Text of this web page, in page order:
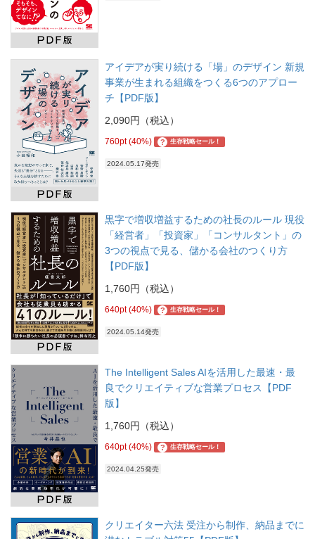
アイデアが実り続ける「場」のデザイン 新規
事業が生まれる組織をつくる6つのアプロー
チ【PDF版】
2,090円（税込）
760pt (40%) ? 生存戦略セール！
2024.05.17発売
黒字で増収増益するための社長のルール 現役
「経営者」「投資家」「コンサルタント」の
3つの視点で見る、儲かる会社のつくり方
【PDF版】
1,760円（税込）
640pt (40%) ? 生存戦略セール！
2024.05.14発売
The Intelligent Sales AIを活用した最速・最
良でクリエイティブな営業プロセス【PDF
版】
1,760円（税込）
640pt (40%) ? 生存戦略セール！
2024.04.25発売
クリエイター六法 受注から制作、納品までに